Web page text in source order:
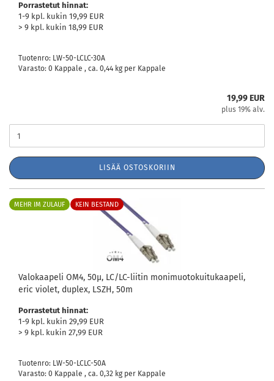
Porrastetut hinnat:
1-9 kpl. kukin 19,99 EUR
> 9 kpl. kukin 18,99 EUR
Tuotenro: LW-50-LCLC-30A
Varasto: 0 Kappale , ca. 0,44 kg per Kappale
19,99 EUR
plus 19% alv.
LISÄÄ OSTOSKORIIN
MEHR IM ZULAUF KEIN BESTAND
Valokaapeli OM4, 50µ, LC/LC-liitin monimuotokuitukaapeli,
eric violet, duplex, LSZH, 50m
Porrastetut hinnat:
1-9 kpl. kukin 29,99 EUR
> 9 kpl. kukin 27,99 EUR
Tuotenro: LW-50-LCLC-50A
Varasto: 0 Kappale , ca. 0,32 kg per Kappale